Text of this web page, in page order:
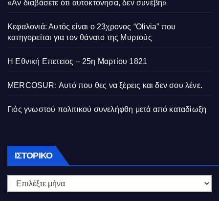
«Αν διαβάσετε ότι αυτοκτόνησα, δεν συνέβη»
Κεφαλονιά: Αυτός είναι ο 23χρονος “Olivia” που
κατηγορείται για τον θάνατο της Μυρτούς
Η Εθνική Επετειος – 25η Μαρτίου 1821
MERCOSUR: Αυτό που θες να ξέρεις και δεν σου λένε.
Γιός γνωστού πολιτικού συνελήφθη μετά από καταδίωξη
ΙΣΤΟΡΙΚΌ Ιστορικό